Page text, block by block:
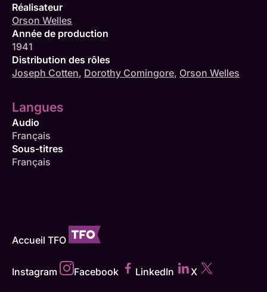
Réalisateur
Orson Welles
Année de production
1941
Distribution des rôles
Joseph Cotten, Dorothy Comingore, Orson Welles
Langues
Audio
Français
Sous-titres
Français
Accueil TFO
Instagram Facebook LinkedIn X